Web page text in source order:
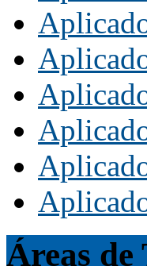
Áreas